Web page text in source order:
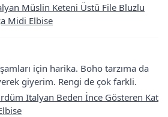
Müslin Keteni Üstü File Bluzlu
Midi Elbise
için harika. Boho tarzıma da
giyerim. Rengi de çok farkli.
Italyan Beden İnce Gösteren Kat